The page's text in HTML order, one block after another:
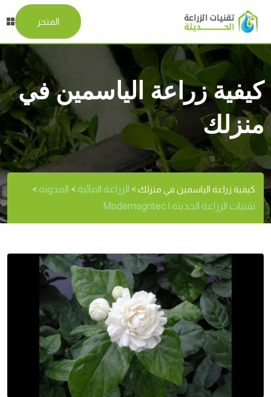
المتجر
كيفية زراعة الياسمين في
منزلك
كيفية زراعة الياسمين في منزلك> الزراعة المائية> المدونة>
تقنيات الزراعة الحديثة | Modernagritec